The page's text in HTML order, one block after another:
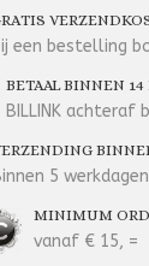
een bestelling
BETAAL BINNEN 14
BILLINK achteraf
5
MINIMUM
vanaf € 15, =